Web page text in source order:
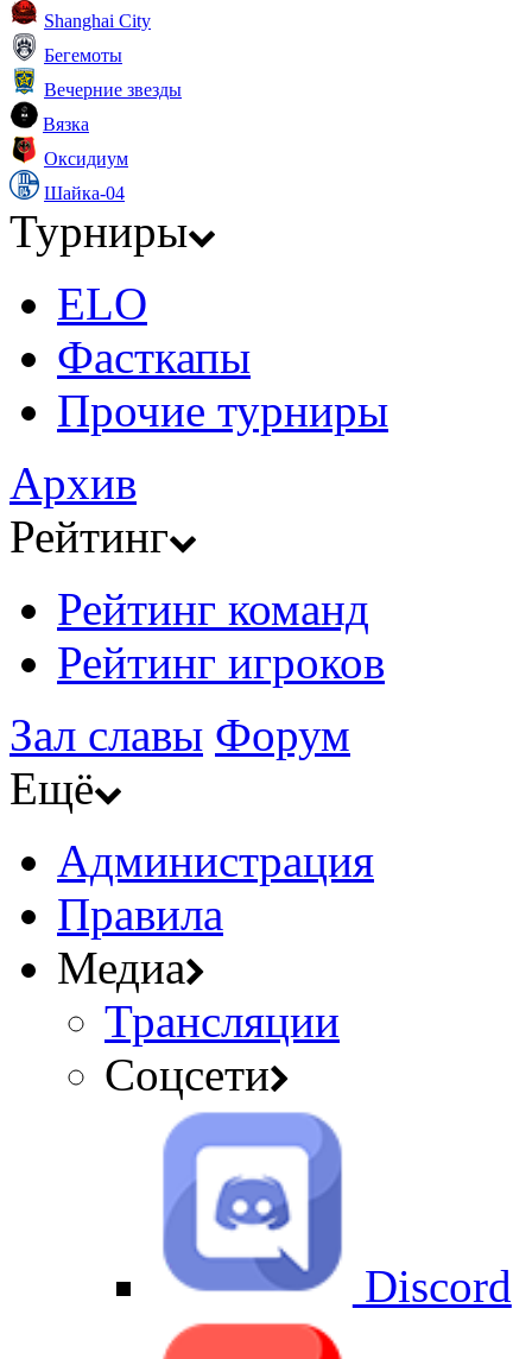
Shanghai City
Бегемоты
Вечерние звезды
Вязка
Оксидиум
Шайка-04
Турниры
ELO
Фасткапы
Прочие турниры
Архив
Рейтинг
Рейтинг команд
Рейтинг игроков
Зал славы Форум
Ещё
Администрация
Правила
Медиа
Трансляции
Соцсети
Discord